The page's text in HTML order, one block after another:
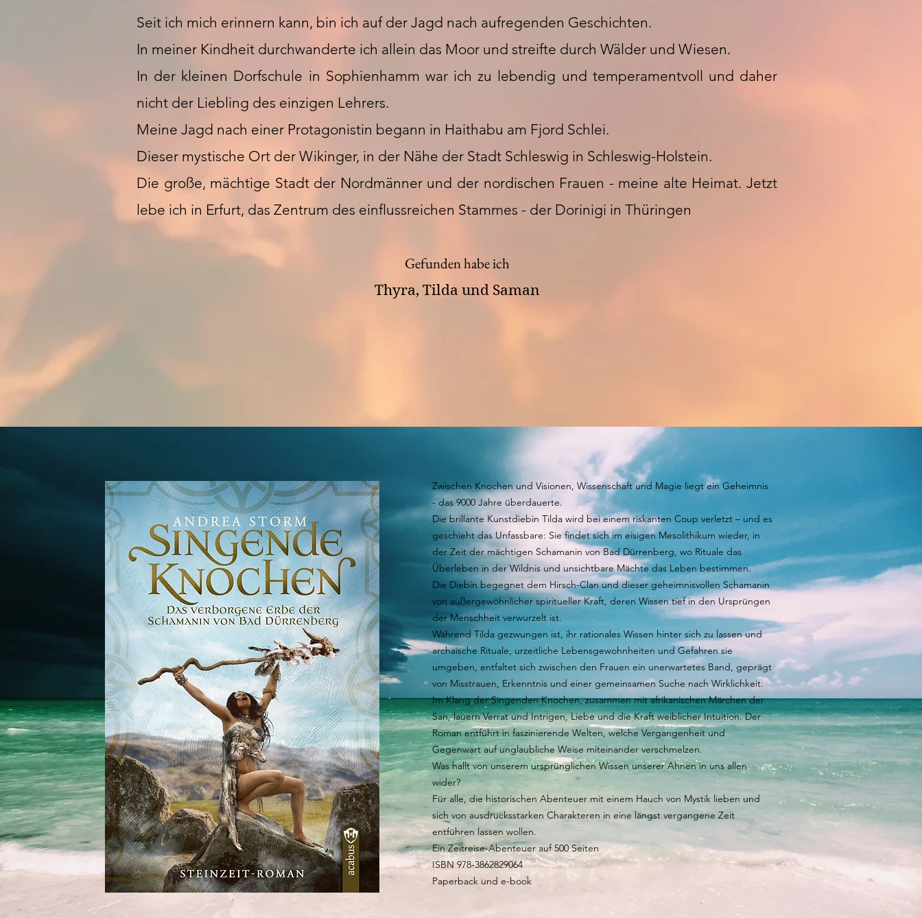
Seit ich mich erinnern kann, bin ich auf der Jagd nach aufregenden Geschichten.
In meiner Kindheit durchwanderte ich allein das Moor und streifte durch Wälder und Wiesen.
In der kleinen Dorfschule in Sophienhamm war ich zu lebendig und temperamentvoll und daher
nicht der Liebling des einzigen Lehrers.
Meine Jagd nach einer Protagonistin begann in Haithabu am Fjord Schlei.
Dieser mystische Ort der Wikinger, in der Nähe der Stadt Schleswig in Schleswig-Holstein.
Die große, mächtige Stadt der Nordmänner und der nordischen Frauen - meine alte Heimat. Jetzt
lebe ich in Erfurt, das Zentrum des einflussreichen Stammes - der Dorinigi in Thüringen
Gefunden habe ich
Thyra, Tilda und Saman
Zwischen Knochen und Visionen, Wissenschaft und Magie liegt ein Geheimnis
- das 9000 Jahre überdauerte.
Die brillante Kunstdiebin Tilda wird bei einem riskanten Coup verletzt – und es
geschieht das Unfassbare: Sie findet sich im eisigen Mesolithikum wieder, in
der Zeit der mächtigen Schamanin von Bad Dürrenberg, wo Rituale das
Überleben in der Wildnis und unsichtbare Mächte das Leben bestimmen.
Die Diebin begegnet dem Hirsch-Clan und dieser geheimnisvollen Schamanin
von außergewöhnlicher spiritueller Kraft, deren Wissen tief in den Ursprüngen
der Menschheit verwurzelt ist.
Während Tilda gezwungen ist, ihr rationales Wissen hinter sich zu lassen und
archaische Rituale, urzeitliche Lebensgewohnheiten und Gefahren sie
umgeben, entfaltet sich zwischen den Frauen ein unerwartetes Band, geprägt
von Misstrauen, Erkenntnis und einer gemeinsamen Suche nach Wirklichkeit.
Im Klang der Singenden Knochen, zusammen mit afrikanischen Märchen der
San, lauern Verrat und Intrigen, Liebe und die Kraft weiblicher Intuition. Der
Roman entführt in faszinierende Welten, welche Vergangenheit und
Gegenwart auf unglaubliche Weise miteinander verschmelzen.
Was hallt von unserem ursprünglichen Wissen unserer Ahnen in uns allen
wider?
Für alle, die historischen Abenteuer mit einem Hauch von Mystik lieben und
sich von ausdrucksstarken Charakteren in eine längst vergangene Zeit
entführen lassen wollen.
Ein Zeitreise-Abenteuer auf 500 Seiten
ISBN 978-3862829064
Paperback und e-book